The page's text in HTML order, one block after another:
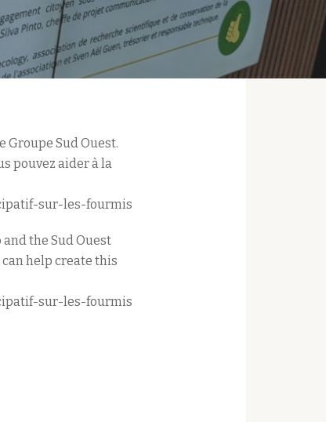
Groupe Sud Ouest.
pouvez aider à la
sur-les-fourmis
the Sud Ouest
help create this
sur-les-fourmis